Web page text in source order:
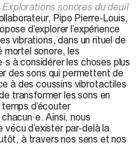
Explorations sonores du deuil
Pipo Pierre-Louis,
d’explorer l’expérience
vibrations, dans un rituel de
mortel sonore, les
à considérer les choses plus
des sons qui permettent de
à des coussins vibrotactiles
transformer les sons en
d’écouter
Ainsi, nous
d’exister par-delà la
à travers nos sens et nos